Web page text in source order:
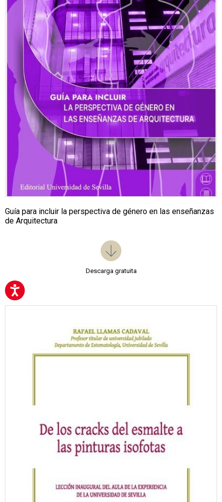
Guía para incluir la perspectiva de género en las enseñanzas
de Arquitectura
Descarga gratuita